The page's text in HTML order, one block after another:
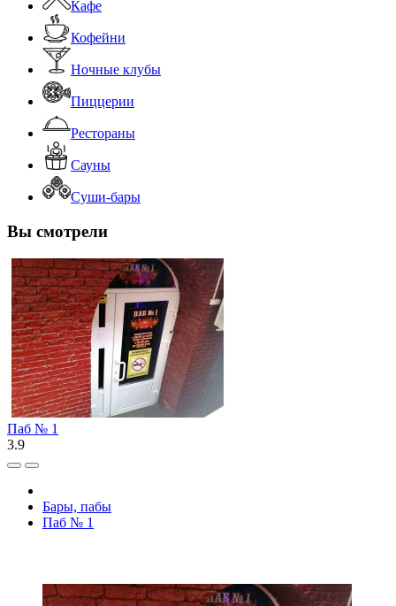
Кафе
Кофейни
Ночные клубы
Пиццерии
Рестораны
Сауны
Суши-бары
Вы смотрели
Паб № 1
3.9
Бары, пабы
Паб № 1